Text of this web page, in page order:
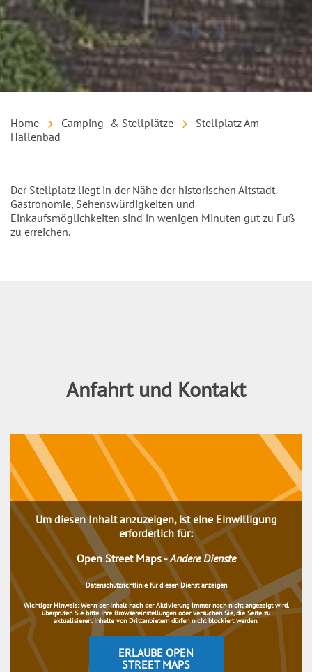
Home Camping- & Stellplätze
Stellplatz Am
Hallenbad
Einleitung
Der Stellplatz liegt in der Nähe der historischen Altstadt.
Gastronomie, Sehenswürdigkeiten und
Einkaufsmöglichkeiten sind in wenigen Minuten gut zu Fuß
zu erreichen.
Anfahrt und Kontakt
Um diesen Inhalt anzuzeigen, ist eine Einwilligung
erforderlich für:
Open Street Maps-Andere Dienste
Datenschutzrichtlinie für diesen Dienst anzeigen
Wichtiger Hinweis:Wenn der Inhalt nach der Aktivierung immer noch nicht angezeigt wird,
überprüfen Sie bitte Ihre Browsereinstellungen oder versuchen Sie, die Seite zu
aktualisieren. Inhalte von Drittanbietern dürfen nicht blockiert werden.
ERLAUBE OPEN
STREET MAPS